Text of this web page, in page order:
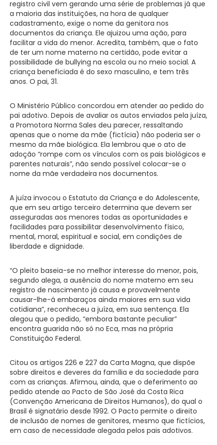
registro civil vem gerando uma série de problemas já que
a maioria das instituições, na hora de qualquer
cadastramento, exige o nome da genitora nos
documentos da criança. Ele ajuizou uma ação, para
facilitar a vida do menor. Acredita, também, que o fato
de ter um nome materno na certidão, pode evitar a
possibilidade de bullying na escola ou no meio social. A
criança beneficiada é do sexo masculino, e tem três
anos. O pai, 31.
O Ministério Público concordou em atender ao pedido do
pai adotivo. Depois de avaliar os autos enviados pela juíza,
a Promotora Norma Sales deu parecer, ressaltando
apenas que o nome da mãe (fictícia) não poderia ser o
mesmo da mãe biológica. Ela lembrou que o ato de
adoção “rompe com os vínculos com os pais biológicos e
parentes naturais”, não sendo possível colocar-se o
nome da mãe verdadeira nos documentos.
A juíza invocou o Estatuto da Criança e do Adolescente,
que em seu artigo terceiro determina que devem ser
asseguradas aos menores todas as oportunidades e
facilidades para possibilitar desenvolvimento físico,
mental, moral, espiritual e social, em condições de
liberdade e dignidade.
“O pleito baseia-se no melhor interesse do menor, pois,
segundo alega, a ausência do nome materno em seu
registro de nascimento já causa e provavelmente
causar-lhe-á embaraços ainda maiores em sua vida
cotidiana”, reconheceu a juíza, em sua sentença. Ela
alegou que o pedido, “embora bastante peculiar”
encontra guarida não só no Eca, mas na própria
Constituição Federal.
Citou os artigos 226 e 227 da Carta Magna, que dispõe
sobre direitos e deveres da família e da sociedade para
com as crianças. Afirmou, ainda, que o deferimento ao
pedido atende ao Pacto de São José da Costa Rica
(Convenção Americana de Direitos Humanos), do qual o
Brasil é signatário desde 1992. O Pacto permite o direito
de inclusão de nomes de genitores, mesmo que fictícios,
em caso de necessidade alegada pelos pais adotivos.